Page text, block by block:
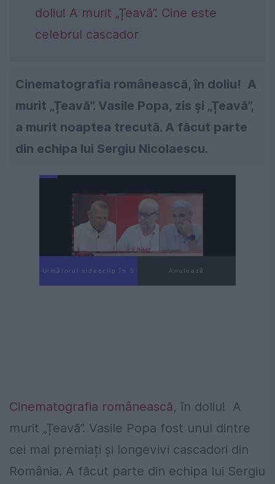
doliu! A murit „Țeavă”. Cine este
celebrul cascador
Cinematografia românească, în doliu! A
murit „Țeavă”. Vasile Popa, zis şi „Țeavă”,
a murit noaptea trecută. A făcut parte
din echipa lui Sergiu Nicolaescu.
Următorul videoclip în 4 Anulează
Cinematografia românească, în doliu! A
murit „Țeavă”. Vasile Popa fost unul dintre
cei mai premiați și longevivi cascadori din
România. A făcut parte din echipa lui Sergiu